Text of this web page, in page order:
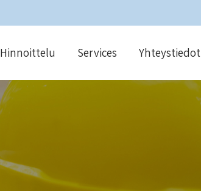
Hinnoittelu Services Yhteystiedot